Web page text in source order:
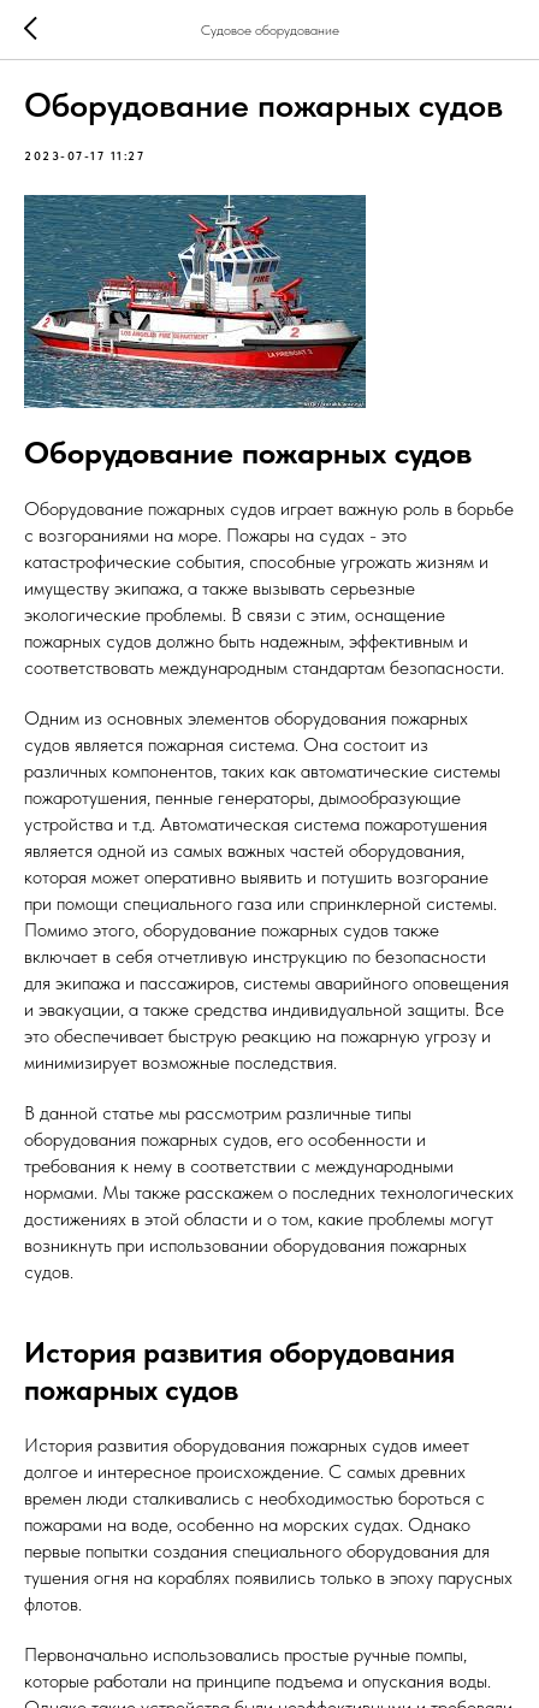
Судовое оборудование
Оборудование пожарных судов
2023-07-17 11:27
Оборудование пожарных судов
Оборудование пожарных судов играет важную роль в борьбе
с возгораниями на море. Пожары на судах - это
катастрофические события, способные угрожать жизням и
имуществу экипажа, а также вызывать серьезные
экологические проблемы. В связи с этим, оснащение
пожарных судов должно быть надежным, эффективным и
соответствовать международным стандартам безопасности.
Одним из основных элементов оборудования пожарных
судов является пожарная система. Она состоит из
различных компонентов, таких как автоматические системы
пожаротушения, пенные генераторы, дымообразующие
устройства и т.д. Автоматическая система пожаротушения
является одной из самых важных частей оборудования,
которая может оперативно выявить и потушить возгорание
при помощи специального газа или спринклерной системы.
Помимо этого, оборудование пожарных судов также
включает в себя отчетливую инструкцию по безопасности
для экипажа и пассажиров, системы аварийного оповещения
и эвакуации, а также средства индивидуальной защиты. Все
это обеспечивает быструю реакцию на пожарную угрозу и
минимизирует возможные последствия.
В данной статье мы рассмотрим различные типы
оборудования пожарных судов, его особенности и
требования к нему в соответствии с международными
нормами. Мы также расскажем о последних технологических
достижениях в этой области и о том, какие проблемы могут
возникнуть при использовании оборудования пожарных
судов.
История развития оборудования
пожарных судов
История развития оборудования пожарных судов имеет
долгое и интересное происхождение. С самых древних
времен люди сталкивались с необходимостью бороться с
пожарами на воде, особенно на морских судах. Однако
первые попытки создания специального оборудования для
тушения огня на кораблях появились только в эпоху парусных
флотов.
Первоначально использовались простые ручные помпы,
которые работали на принципе подъема и опускания воды.